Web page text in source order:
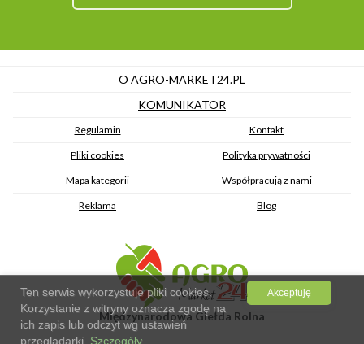
O AGRO-MARKET24.PL
KOMUNIKATOR
Regulamin Kontakt
Pliki cookies Polityka prywatności
Mapa kategorii Współpracują z nami
Reklama Blog
Międzynarodowa Giełda Rolna
Ten serwis wykorzystuje pliki cookies.
Korzystanie z witryny oznacza zgodę na
ich zapis lub odczyt wg ustawień
przeglądarki. Szczegóły
Akceptuję